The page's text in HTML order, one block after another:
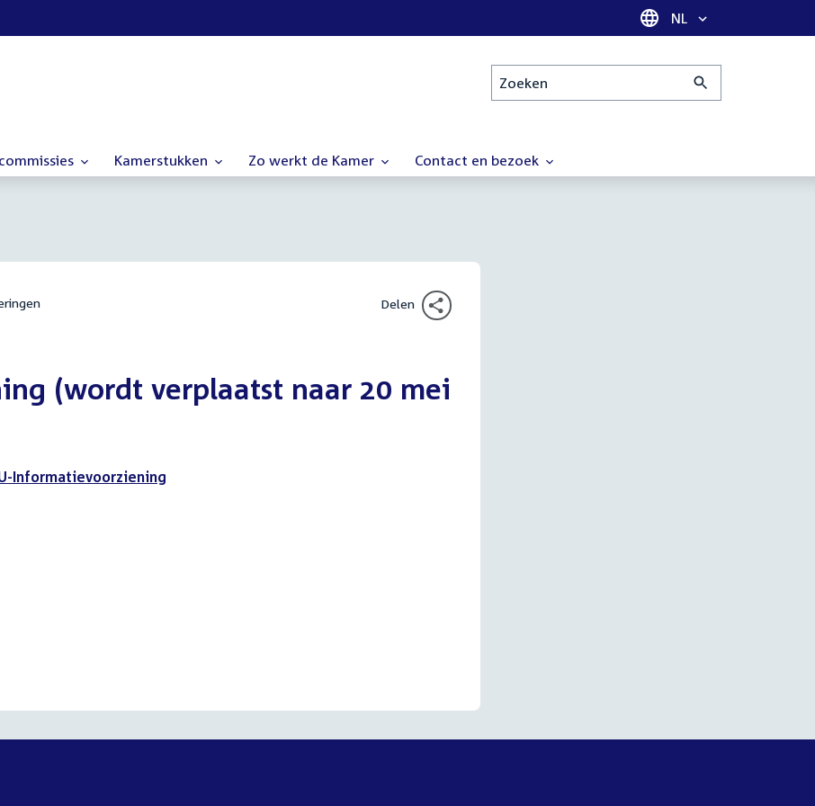
Taal selectie
NL
Zoeken
Kamerstukken Zo werkt de Kamer Contact en bezoek
Delen
(wordt verplaatst naar 20 mei
Informatievoorziening